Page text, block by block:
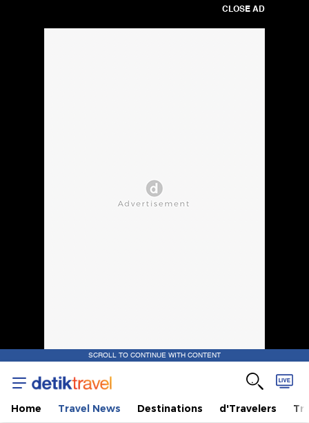
CLOSE AD
SCROLL TO CONTINUE WITH CONTENT
Home Travel News Destinations d'Travelers